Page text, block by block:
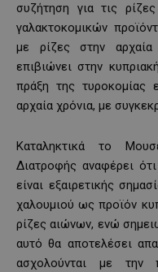
συζήτηση για τις
γαλακτοκομικών
με ρίζες στην
επιβιώνει στην
πράξη της τυροκομίας
αρχαία χρόνια, με
Καταληκτικά το
Διατροφής αναφέρει
είναι εξαιρετικής
χαλουμιού ως προϊόν
ρίζες αιώνων, ενώ
αυτό θα αποτελέσει
ασχολούνται με την